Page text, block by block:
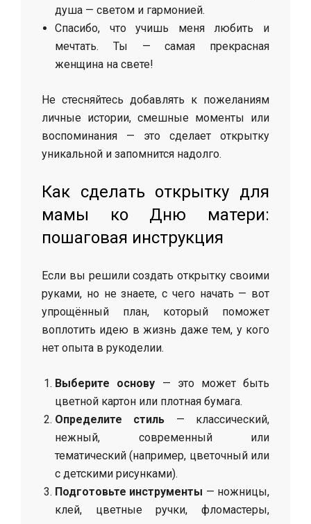
душа — светом и гармонией.
Спасибо, что учишь меня любить и
мечтать. Ты — самая прекрасная
женщина на свете!
Не стесняйтесь добавлять к пожеланиям
личные истории, смешные моменты или
воспоминания — это сделает открытку
уникальной и запомнится надолго.
Как сделать открытку для
мамы ко Дню матери:
пошаговая инструкция
Если вы решили создать открытку своими
руками, но не знаете, с чего начать — вот
упрощённый план, который поможет
воплотить идею в жизнь даже тем, у кого
нет опыта в рукоделии.
Выберите основу — это может быть
цветной картон или плотная бумага.
Определите стиль — классический,
нежный, современный или
тематический (например, цветочный или
с детскими рисунками).
Подготовьте инструменты — ножницы,
клей, цветные ручки, фломастеры,